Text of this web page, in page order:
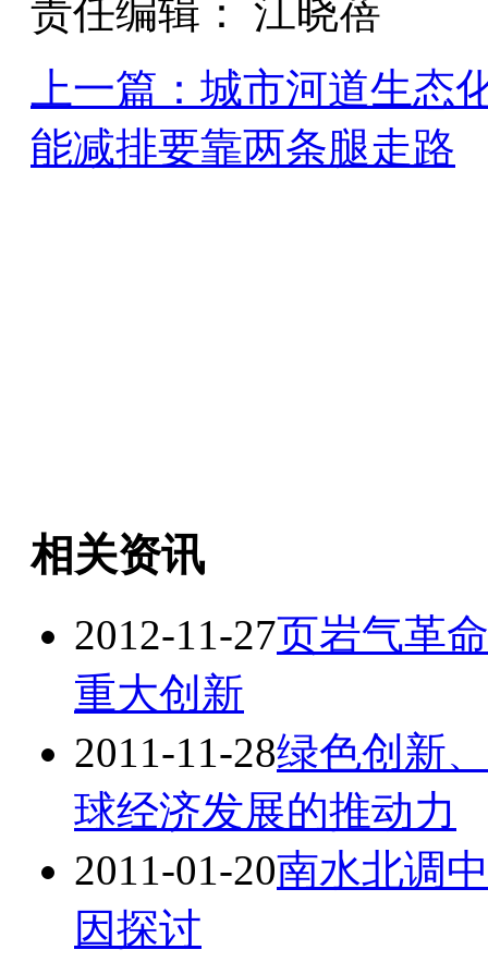
责任编辑： 江晓蓓
上一篇：城市河道生态
能减排要靠两条腿走路
相关资讯
2012-11-27页岩气革
重大创新
2011-11-28绿色创新
球经济发展的推动力
2011-01-20南水北调
因探讨